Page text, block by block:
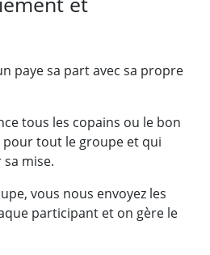
paye sa part avec sa propre
tous les copains ou le bon
tout le groupe et qui
mise.
vous nous envoyez les
participant et on gère le